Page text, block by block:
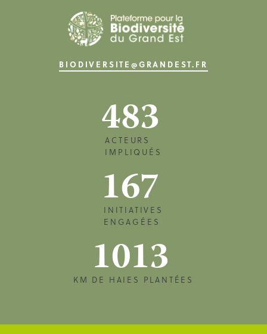
BIODIVERSITE@GRANDEST.FR
483
ACTEURS
IMPLIQUÉS
167
INITIATIVES
ENGAGÉES
1013
KM DE HAIES PLANTÉES